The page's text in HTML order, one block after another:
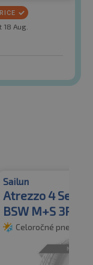
Aug.
Sailun
Atrezzo 4
BSW M+S
Celoročné